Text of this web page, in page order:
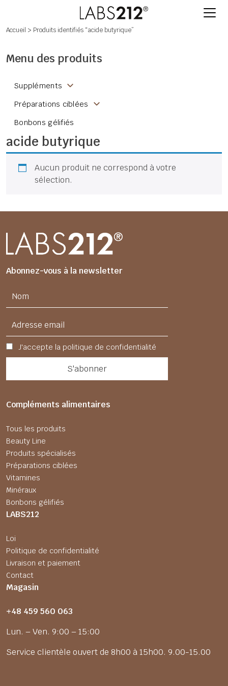
Accueil > Produits identifiés “acide butyrique”
Menu des produits
Suppléments
Préparations ciblées
Bonbons gélifiés
acide butyrique
Aucun produit ne correspond à votre
sélection.
Abonnez-vous à la newsletter
J'accepte la politique de confidentialité
Compléments alimentaires
Tous les produits
Beauty Line
Produits spécialisés
Préparations ciblées
Vitamines
Minéraux
Bonbons gélifiés
LABS212
Loi
Politique de confidentialité
Livraison et paiement
Contact
Magasin
+48 459 560 063
Lun. – Ven. 9:00 – 15:00
Service clientèle ouvert de 8h00 à 15h00. 9.00-15.00